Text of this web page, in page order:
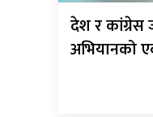
देश र कांग्रेस
अभियानको